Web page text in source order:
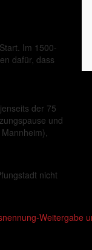
Im 1500-
dafür, dass
der 75
und
nicht
Weitergabe